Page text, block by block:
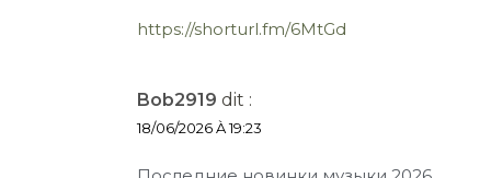
https://shorturl.fm/6MtGd
Bob2919 dit :
18/06/2026 À 19:23